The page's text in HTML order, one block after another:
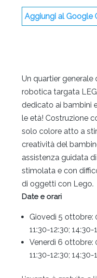
Aggiungi al Google
Un quartier
robotica targata
dedicato ai bambini
le età! Costruzione
solo colore atto a
creatività del
assistenza guidata
stimolata e con
di oggetti con Lego.
Date e orari
Giovedì 5 ottobre:
11:30-12:30; 14:30-
Venerdì 6 ottobre:
11:30-12:30; 14:30-